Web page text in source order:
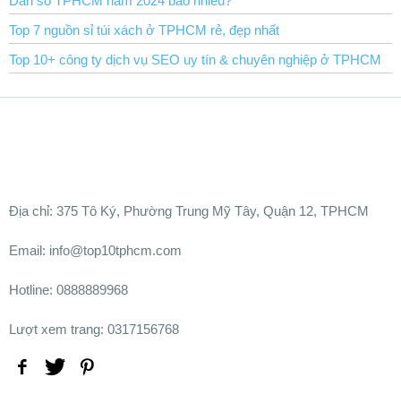
Top 7 nguồn sỉ túi xách ở TPHCM rẻ, đẹp nhất
Top 10+ công ty dịch vụ SEO uy tín & chuyên nghiệp ở TPHCM
Ðịa chỉ: 375 Tô Ký, Phường Trung Mỹ Tây, Quận 12, TPHCM
Email: info@top10tphcm.com
Hotline: 0888889968
Lượt xem trang: 0317156768